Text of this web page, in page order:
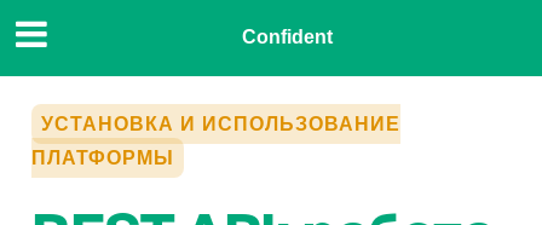
Confident
УСТАНОВКА И ИСПОЛЬЗОВАНИЕ
ПЛАТФОРМЫ